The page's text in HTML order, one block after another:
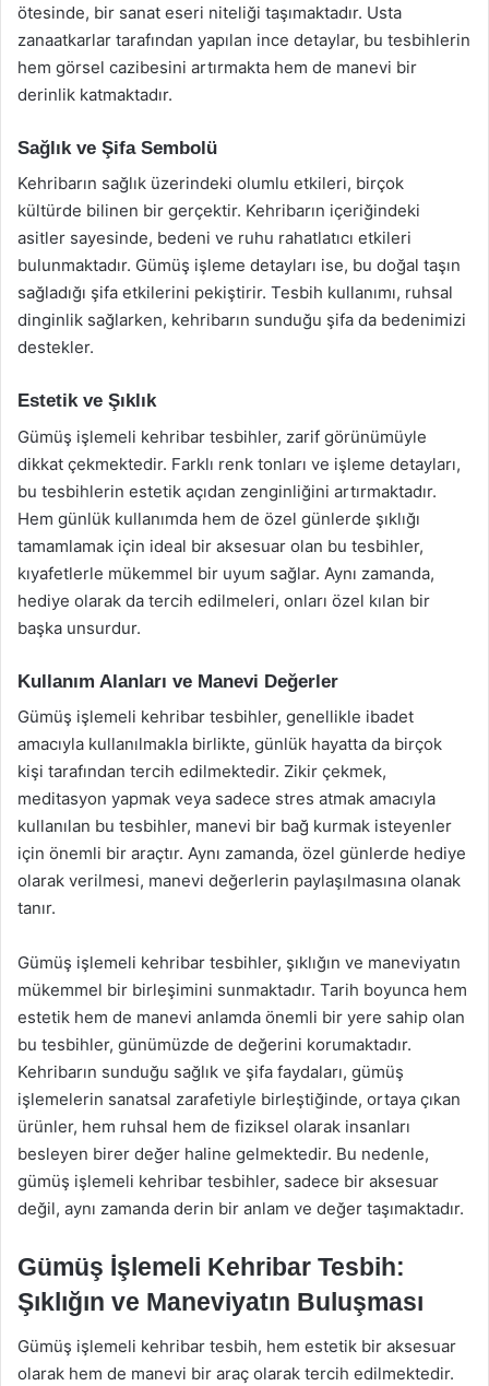
ötesinde, bir sanat eseri niteliği taşımaktadır. Usta
zanaatkarlar tarafından yapılan ince detaylar, bu tesbihlerin
hem görsel cazibesini artırmakta hem de manevi bir
derinlik katmaktadır.
Sağlık ve Şifa Sembolü
Kehribarın sağlık üzerindeki olumlu etkileri, birçok
kültürde bilinen bir gerçektir. Kehribarın içeriğindeki
asitler sayesinde, bedeni ve ruhu rahatlatıcı etkileri
bulunmaktadır. Gümüş işleme detayları ise, bu doğal taşın
sağladığı şifa etkilerini pekiştirir. Tesbih kullanımı, ruhsal
dinginlik sağlarken, kehribarın sunduğu şifa da bedenimizi
destekler.
Estetik ve Şıklık
Gümüş işlemeli kehribar tesbihler, zarif görünümüyle
dikkat çekmektedir. Farklı renk tonları ve işleme detayları,
bu tesbihlerin estetik açıdan zenginliğini artırmaktadır.
Hem günlük kullanımda hem de özel günlerde şıklığı
tamamlamak için ideal bir aksesuar olan bu tesbihler,
kıyafetlerle mükemmel bir uyum sağlar. Aynı zamanda,
hediye olarak da tercih edilmeleri, onları özel kılan bir
başka unsurdur.
Kullanım Alanları ve Manevi Değerler
Gümüş işlemeli kehribar tesbihler, genellikle ibadet
amacıyla kullanılmakla birlikte, günlük hayatta da birçok
kişi tarafından tercih edilmektedir. Zikir çekmek,
meditasyon yapmak veya sadece stres atmak amacıyla
kullanılan bu tesbihler, manevi bir bağ kurmak isteyenler
için önemli bir araçtır. Aynı zamanda, özel günlerde hediye
olarak verilmesi, manevi değerlerin paylaşılmasına olanak
tanır.
Gümüş işlemeli kehribar tesbihler, şıklığın ve maneviyatın
mükemmel bir birleşimini sunmaktadır. Tarih boyunca hem
estetik hem de manevi anlamda önemli bir yere sahip olan
bu tesbihler, günümüzde de değerini korumaktadır.
Kehribarın sunduğu sağlık ve şifa faydaları, gümüş
işlemelerin sanatsal zarafetiyle birleştiğinde, ortaya çıkan
ürünler, hem ruhsal hem de fiziksel olarak insanları
besleyen birer değer haline gelmektedir. Bu nedenle,
gümüş işlemeli kehribar tesbihler, sadece bir aksesuar
değil, aynı zamanda derin bir anlam ve değer taşımaktadır.
Gümüş İşlemeli Kehribar Tesbih:
Şıklığın ve Maneviyatın Buluşması
Gümüş işlemeli kehribar tesbih, hem estetik bir aksesuar
olarak hem de manevi bir araç olarak tercih edilmektedir.